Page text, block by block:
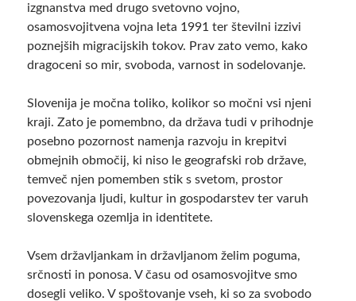
izgnanstva med drugo svetovno vojno,
osamosvojitvena vojna leta 1991 ter številni izzivi
poznejših migracijskih tokov. Prav zato vemo, kako
dragoceni so mir, svoboda, varnost in sodelovanje.
Slovenija je močna toliko, kolikor so močni vsi njeni
kraji. Zato je pomembno, da država tudi v prihodnje
posebno pozornost namenja razvoju in krepitvi
obmejnih območij, ki niso le geografski rob države,
temveč njen pomemben stik s svetom, prostor
povezovanja ljudi, kultur in gospodarstev ter varuh
slovenskega ozemlja in identitete.
Vsem državljankam in državljanom želim poguma,
srčnosti in ponosa. V času od osamosvojitve smo
dosegli veliko. V spoštovanje vseh, ki so za svobodo